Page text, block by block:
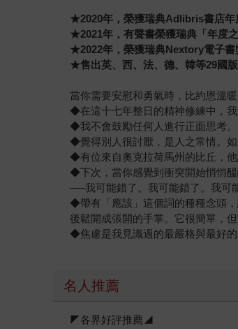
★2020年，榮獲瑞典Adlibris書店年
★2021年，有聲書榮獲瑞典「年度
★2022年，榮獲瑞典Nextory電子書
★售出英、西、法、德、韓等29國
當你需要安慰和勇氣時，比約恩溫
◆在這十七年整日的精神修練中，
◆我不會鼓勵任何人進行正面思考
◆覺得別人很討厭，是人之常情。
◆有位來自奧克拉荷馬州的比丘，
◆下次，當你感覺到衝突開始悄悄
──我可能錯了。我可能錯了。我可
◆帶有「應該」這個詞的種種念頭
後鬆開成張開的手掌。它很簡單，
◆焦慮是我見識過的最嚴格與最好的
名人推薦
◤各界好評推薦◢